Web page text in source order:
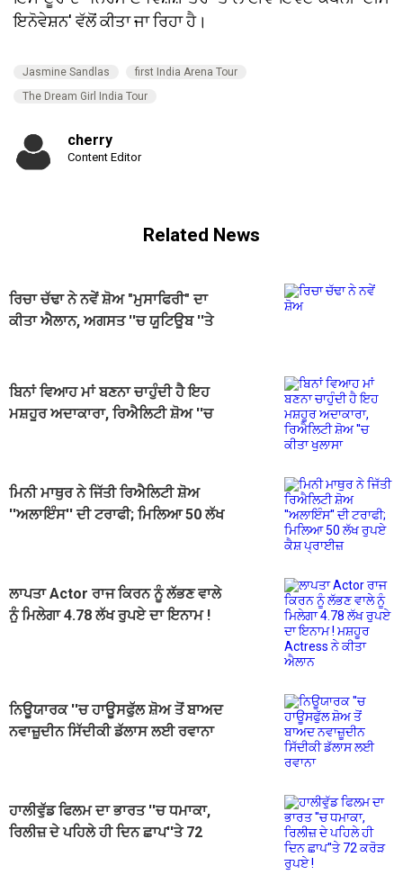
ਇਨੋਵੇਸ਼ਨ' ਵੱਲੋਂ ਕੀਤਾ ਜਾ ਰਿਹਾ ਹੈ।
Jasmine Sandlas
first India Arena Tour
The Dream Girl India Tour
cherry
Content Editor
Related News
ਰਿਚਾ ਚੱਢਾ ਨੇ ਨਵੇਂ ਸ਼ੋਅ "ਮੁਸਾਫਿਰੀ" ਦਾ
ਕੀਤਾ ਐਲਾਨ, ਅਗਸਤ ''ਚ ਯੂਟਿਊਬ ''ਤੇ
ਬਿਨਾਂ ਵਿਆਹ ਮਾਂ ਬਣਨਾ ਚਾਹੁੰਦੀ ਹੈ ਇਹ
ਮਸ਼ਹੂਰ ਅਦਾਕਾਰਾ, ਰਿਐਲਿਟੀ ਸ਼ੋਅ ''ਚ
ਮਿਨੀ ਮਾਥੁਰ ਨੇ ਜਿੱਤੀ ਰਿਐਲਿਟੀ ਸ਼ੋਅ
''ਅਲਾਇੰਸ'' ਦੀ ਟਰਾਫੀ; ਮਿਲਿਆ 50 ਲੱਖ
ਲਾਪਤਾ Actor ਰਾਜ ਕਿਰਨ ਨੂੰ ਲੱਭਣ ਵਾਲੇ
ਨੂੰ ਮਿਲੇਗਾ 4.78 ਲੱਖ ਰੁਪਏ ਦਾ ਇਨਾਮ !
ਨਿਊਯਾਰਕ ''ਚ ਹਾਊਸਫੁੱਲ ਸ਼ੋਅ ਤੋਂ ਬਾਅਦ
ਨਵਾਜ਼ੂਦੀਨ ਸਿੱਦੀਕੀ ਡੱਲਾਸ ਲਈ ਰਵਾਨਾ
ਹਾਲੀਵੁੱਡ ਫਿਲਮ ਦਾ ਭਾਰਤ ''ਚ ਧਮਾਕਾ,
ਰਿਲੀਜ਼ ਦੇ ਪਹਿਲੇ ਹੀ ਦਿਨ ਛਾਪ''ਤੇ 72